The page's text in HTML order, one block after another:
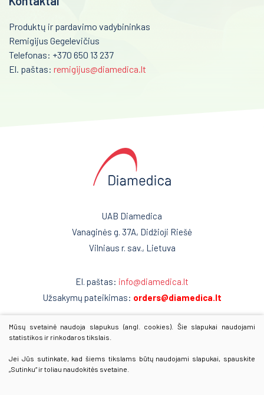
Radiologija
Onkologija
Urologija
Produktų ir pardavimo vadybininkas
Remigijus Gegelevičius
Telefonas: +370 650 13 237
El. paštas: remigijus@diamedica.lt
UAB Diamedica
Vanaginės g. 37A, Didžioji Riešė
Vilniaus r. sav., Lietuva
El. paštas: info@diamedica.lt
Užsakymų pateikimas: orders@diamedica.lt
www.diamedica.lv
Mūsų svetainė naudoja slapukus (angl. cookies). Šie slapukai naudojami
statistikos ir rinkodaros tikslais.
Jei Jūs sutinkate, kad šiems tikslams būtų naudojami slapukai, spauskite
„Sutinku“ ir toliau naudokitės svetaine.